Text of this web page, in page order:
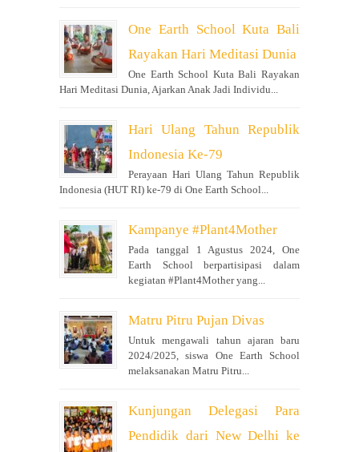
One Earth School Kuta Bali
Rayakan Hari Meditasi Dunia
One Earth School Kuta Bali Rayakan
Hari Meditasi Dunia, Ajarkan Anak Jadi Individu...
Hari Ulang Tahun Republik
Indonesia Ke-79
Perayaan Hari Ulang Tahun Republik
Indonesia (HUT RI) ke-79 di One Earth School...
Kampanye #Plant4Mother
Pada tanggal 1 Agustus 2024, One
Earth School berpartisipasi dalam
kegiatan #Plant4Mother yang...
Matru Pitru Pujan Divas
Untuk mengawali tahun ajaran baru
2024/2025, siswa One Earth School
melaksanakan Matru Pitru...
Kunjungan Delegasi Para
Pendidik dari New Delhi ke